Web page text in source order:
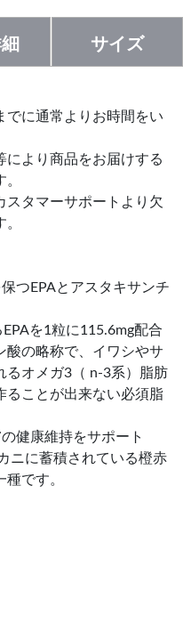
サイズ
でに通常よりお時間をい
により商品をお届けする
スタマーサポートより欠
つEPAとアスタキサンチ
を1粒に115.6mg配合
酸の略称で、イワシやサ
るオメガ3（ n-3系）脂肪
ることが出来ない必須脂
健康維持をサポート
ニに蓄積されている橙赤
です。